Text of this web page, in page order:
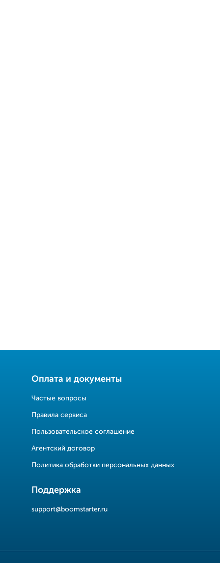
Оплата и документы
Частые вопросы
Правила сервиса
Пользовательское соглашение
Агентский договор
Политика обработки персональных данных
Поддержка
support@boomstarter.ru